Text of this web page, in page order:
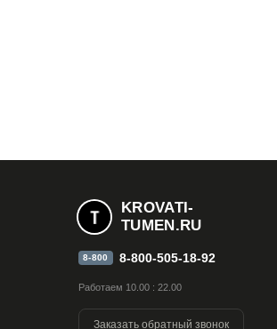
KROVATI-
TUMEN.RU
8-800 8-800-505-18-92
Работаем 10.00 : 22.00
Заказать обратный звонок